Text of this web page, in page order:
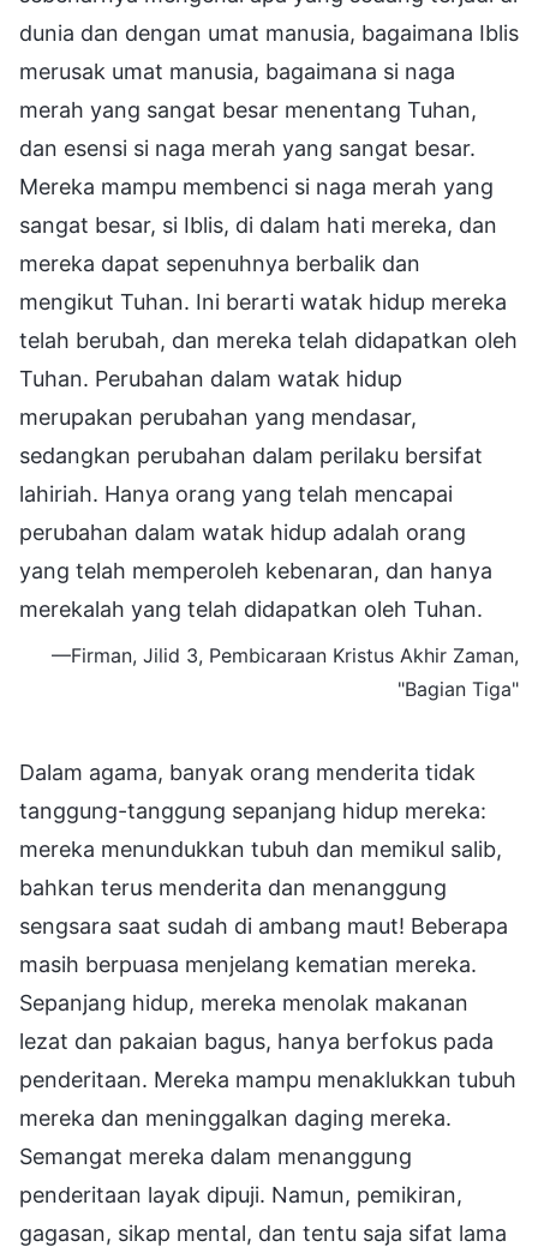
dunia dan dengan umat manusia, bagaimana Iblis
merusak umat manusia, bagaimana si naga
merah yang sangat besar menentang Tuhan,
dan esensi si naga merah yang sangat besar.
Mereka mampu membenci si naga merah yang
sangat besar, si Iblis, di dalam hati mereka, dan
mereka dapat sepenuhnya berbalik dan
mengikut Tuhan. Ini berarti watak hidup mereka
telah berubah, dan mereka telah didapatkan oleh
Tuhan. Perubahan dalam watak hidup
merupakan perubahan yang mendasar,
sedangkan perubahan dalam perilaku bersifat
lahiriah. Hanya orang yang telah mencapai
perubahan dalam watak hidup adalah orang
yang telah memperoleh kebenaran, dan hanya
merekalah yang telah didapatkan oleh Tuhan.
—Firman, Jilid 3, Pembicaraan Kristus Akhir Zaman,
"Bagian Tiga"
Dalam agama, banyak orang menderita tidak
tanggung-tanggung sepanjang hidup mereka:
mereka menundukkan tubuh dan memikul salib,
bahkan terus menderita dan menanggung
sengsara saat sudah di ambang maut! Beberapa
masih berpuasa menjelang kematian mereka.
Sepanjang hidup, mereka menolak makanan
lezat dan pakaian bagus, hanya berfokus pada
penderitaan. Mereka mampu menaklukkan tubuh
mereka dan meninggalkan daging mereka.
Semangat mereka dalam menanggung
penderitaan layak dipuji. Namun, pemikiran,
gagasan, sikap mental, dan tentu saja sifat lama